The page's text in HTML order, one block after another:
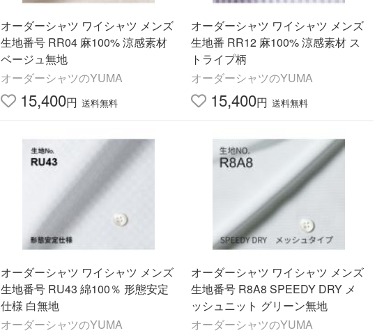
オーダーシャツ ワイシャツ メンズ
生地番号 RR04 麻100% 涼感素材
ベージュ無地
オーダーシャツのYUMA
15,400円 送料無料
オーダーシャツ ワイシャツ メンズ
生地番 RR12 麻100% 涼感素材 ス
トライプ柄
オーダーシャツのYUMA
15,400円 送料無料
オーダーシャツ ワイシャツ メンズ
生地番号 RU43 綿100％ 形態安定
仕様 白無地
オーダーシャツのYUMA
オーダーシャツ ワイシャツ メンズ
生地番号 R8A8 SPEEDY DRY メ
ッシュニット グリーン無地
オーダーシャツのYUMA